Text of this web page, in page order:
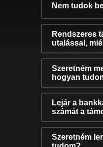
Nem tudok
Rendszeres
utalással,
Szeretném
hogyan
Lejár a
számát a
Szeretném